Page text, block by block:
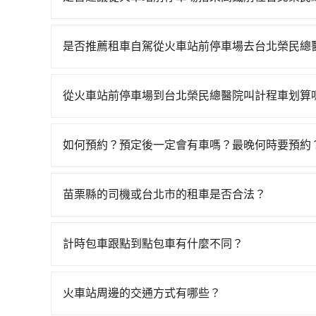
最早06:24一直到23:00，苗栗-台北一天最多有32
用15分鐘出站、等待車站前排班的計程車，搭上
雙北大城市的200倍。縱使幸運攔到一輛小黃了，
上來預約tripool！如果你是三人以下要乘車，也
是否推薦租車自駕從火車站前停車場去台北榮民總
天就要來回，那在苗栗路邊可隨租隨借的iRent應
時40元路邊停車費用預估進去，但額外的汽車保
的車門仍未被修理，每一次租車都好像在開樂透
點仍有段距離，在遇到下雨天或者載行李時，就顯
從火車站前停車場到台北榮民總醫院叫計程車划算
車站前停車場附近的計程車隊，如第一無線金昌
倍之多。再加上苗栗縣有些計程車司機不按錶計
如何預約？預定後一定會有車嗎？最晚何時要預約
可查到真實價格，照著步驟填寫完乘客資料與線
如臨時需要，前一天傍晚五點前仍會收單，最遲如
苗栗縣的司機或台北市的租車是否合法？
警察臨檢並趕下車，出意外後保險公司更是不會
好辨別叫的車是否合法，就看車牌的開頭，只要不
計時包車跟點到點包車有什麼不同？
通常以每小時為單位，客戶可以根據自己的需要
火車站周邊的交通方式有哪些？